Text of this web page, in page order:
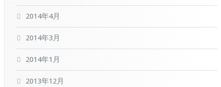
2014年4月
2014年3月
2014年1月
2013年12月